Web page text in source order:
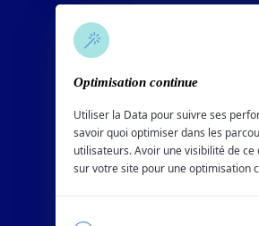
Optimisation continue
Utiliser la Data pour suivre ses
savoir quoi optimiser dans les
utilisateurs. Avoir une visibilité de ce
sur votre site pour une optimisation